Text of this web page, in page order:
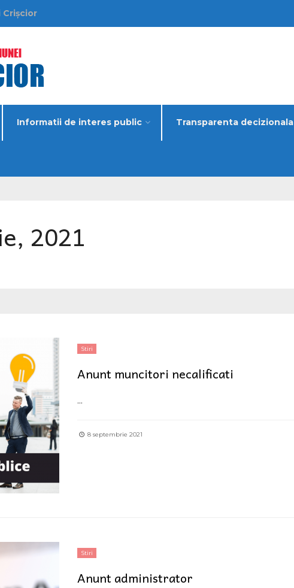
Informatii de interes public Transparenta decizionala
2021
Stiri
Anunt muncitori necalificati
...
8 septembrie 2021
Stiri
Anunt administrator